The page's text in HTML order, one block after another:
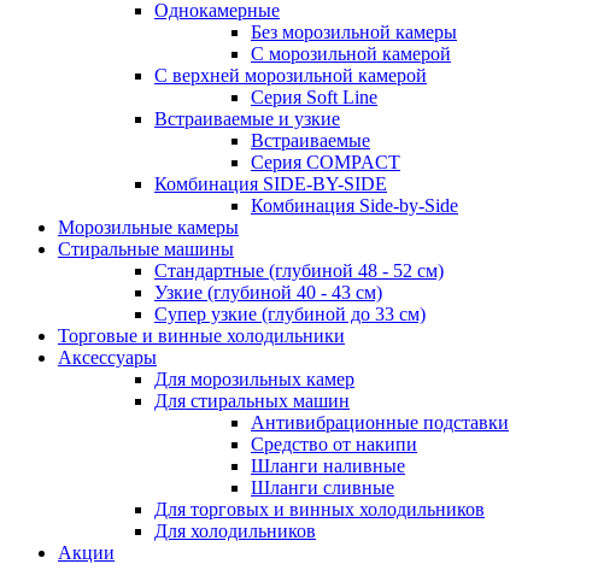
Однокамерные
Без морозильной камеры
С морозильной камерой
С верхней морозильной камерой
Серия Soft Line
Встраиваемые и узкие
Встраиваемые
Серия СOMPACT
Комбинация SIDE-BY-SIDE
Комбинация Side-by-Side
Морозильные камеры
Стиральные машины
Стандартные (глубиной 48 - 52 см)
Узкие (глубиной 40 - 43 см)
Супер узкие (глубиной до 33 см)
Торговые и винные холодильники
Аксессуары
Для морозильных камер
Для стиральных машин
Антивибрационные подставки
Средство от накипи
Шланги наливные
Шланги сливные
Для торговых и винных холодильников
Для холодильников
Акции